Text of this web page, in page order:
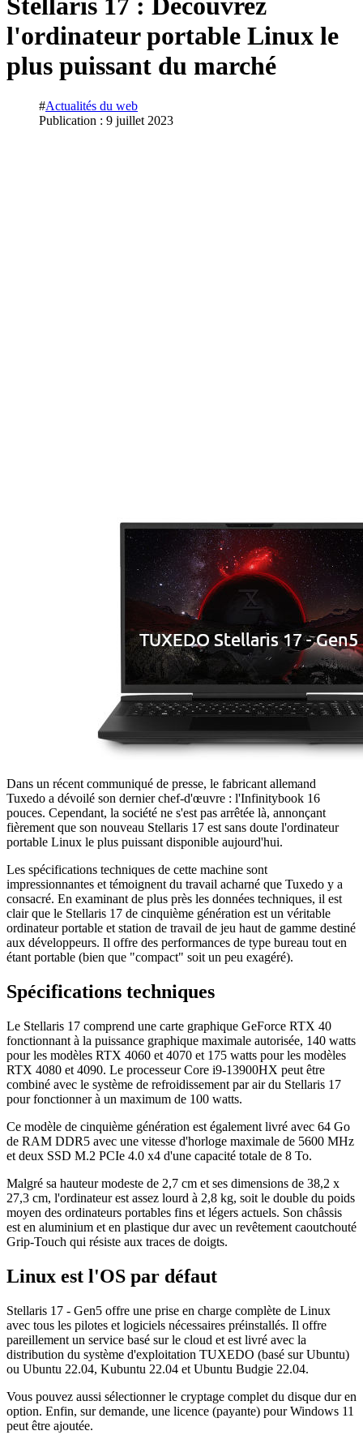
Stellaris 17 : Découvrez
l'ordinateur portable Linux le
plus puissant du marché
#Actualités du web
Publication : 9 juillet 2023
Dans un récent communiqué de presse, le fabricant allemand
Tuxedo a dévoilé son dernier chef-d'œuvre : l'Infinitybook 16
pouces. Cependant, la société ne s'est pas arrêtée là, annonçant
fièrement que son nouveau Stellaris 17 est sans doute l'ordinateur
portable Linux le plus puissant disponible aujourd'hui.
Les spécifications techniques de cette machine sont
impressionnantes et témoignent du travail acharné que Tuxedo y a
consacré. En examinant de plus près les données techniques, il est
clair que le Stellaris 17 de cinquième génération est un véritable
ordinateur portable et station de travail de jeu haut de gamme destiné
aux développeurs. Il offre des performances de type bureau tout en
étant portable (bien que "compact" soit un peu exagéré).
Spécifications techniques
Le Stellaris 17 comprend une carte graphique GeForce RTX 40
fonctionnant à la puissance graphique maximale autorisée, 140 watts
pour les modèles RTX 4060 et 4070 et 175 watts pour les modèles
RTX 4080 et 4090. Le processeur Core i9-13900HX peut être
combiné avec le système de refroidissement par air du Stellaris 17
pour fonctionner à un maximum de 100 watts.
Ce modèle de cinquième génération est également livré avec 64 Go
de RAM DDR5 avec une vitesse d'horloge maximale de 5600 MHz
et deux SSD M.2 PCIe 4.0 x4 d'une capacité totale de 8 To.
Malgré sa hauteur modeste de 2,7 cm et ses dimensions de 38,2 x
27,3 cm, l'ordinateur est assez lourd à 2,8 kg, soit le double du poids
moyen des ordinateurs portables fins et légers actuels. Son châssis
est en aluminium et en plastique dur avec un revêtement caoutchouté
Grip-Touch qui résiste aux traces de doigts.
Linux est l'OS par défaut
Stellaris 17 - Gen5 offre une prise en charge complète de Linux
avec tous les pilotes et logiciels nécessaires préinstallés. Il offre
pareillement un service basé sur le cloud et est livré avec la
distribution du système d'exploitation TUXEDO (basé sur Ubuntu)
ou Ubuntu 22.04, Kubuntu 22.04 et Ubuntu Budgie 22.04.
Vous pouvez aussi sélectionner le cryptage complet du disque dur en
option. Enfin, sur demande, une licence (payante) pour Windows 11
peut être ajoutée.